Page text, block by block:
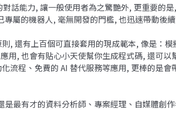
話能力, 讓一般使用者為之驚艷外, 更重要的
屬的機器人, 毫無開發的門檻, 也迅速帶動後
, 還有上百個可直接套用的現成範本, 像是：
, 也會有貼心小天使幫你生成程式碼, 還可
流程、免費的 AI 替代服務等應用, 更棒的是
最有才的資料分析師、專案經理、自媒體創